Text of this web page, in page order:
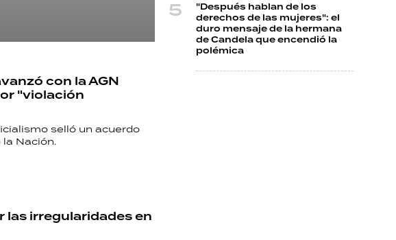
con la AGN
"violación
selló un acuerdo
Nación.
las irregularidades en
"Después hablan de los
derechos de las mujeres": el
duro mensaje de la hermana
de Candela que encendió la
polémica